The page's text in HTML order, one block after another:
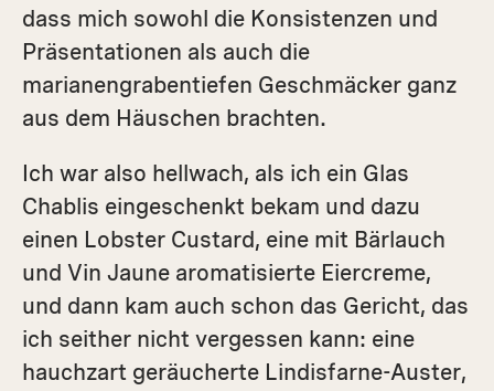
dass mich sowohl die Konsistenzen und
Präsentationen als auch die
marianengrabentiefen Geschmäcker ganz
aus dem Häuschen brachten.
Ich war also hellwach, als ich ein Glas
Chablis eingeschenkt bekam und dazu
einen Lobster Custard, eine mit Bärlauch
und Vin Jaune aromatisierte Eiercreme,
und dann kam auch schon das Gericht, das
ich seither nicht vergessen kann: eine
hauchzart geräucherte Lindisfarne-Auster,